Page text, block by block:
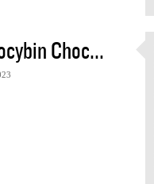
Choc...